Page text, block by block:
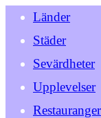
Länder
Städer
Sevärdheter
Upplevelser
Restauranger